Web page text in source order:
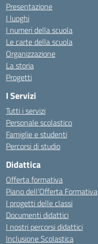
Presentazione
I luoghi
I numeri della scuola
Le carte della scuola
Organizzazione
La storia
Progetti
I Servizi
Tutti i servizi
Personale scolastico
Famiglie e studenti
Percorsi di studio
Didattica
Offerta formativa
Piano dell’Offerta Formativa
I progetti delle classi
Documenti didattici
I nostri percorsi didattici
Inclusione Scolastica